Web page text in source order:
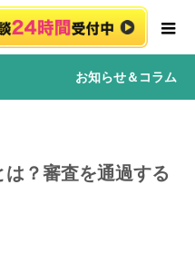
お知らせ＆コラム
？審査を通過する